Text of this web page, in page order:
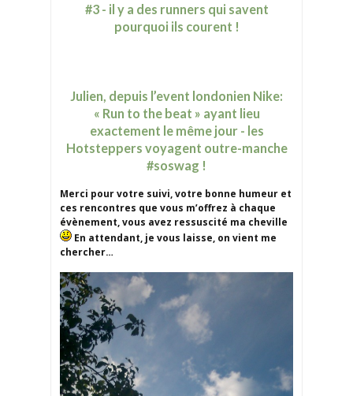
#3 - il y a des runners qui savent
pourquoi ils courent !
Julien, depuis l’event londonien Nike:
« Run to the beat » ayant lieu
exactement le même jour - les
Hotsteppers voyagent outre-manche
#soswag !
Merci pour votre suivi, votre bonne humeur et
ces rencontres que vous m’offrez à chaque
évènement, vous avez ressuscité ma cheville
En attendant, je vous laisse, on vient me
chercher…